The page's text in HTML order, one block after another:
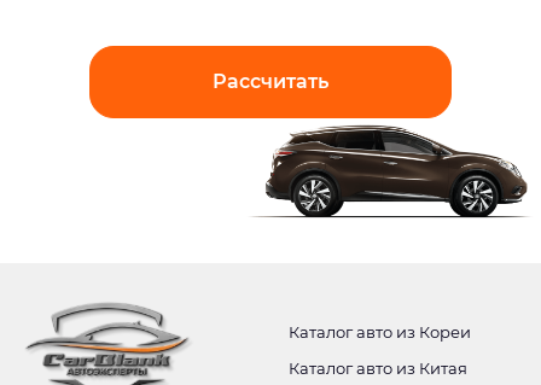
Рассчитать
Каталог авто из Кореи
Каталог авто из Китая